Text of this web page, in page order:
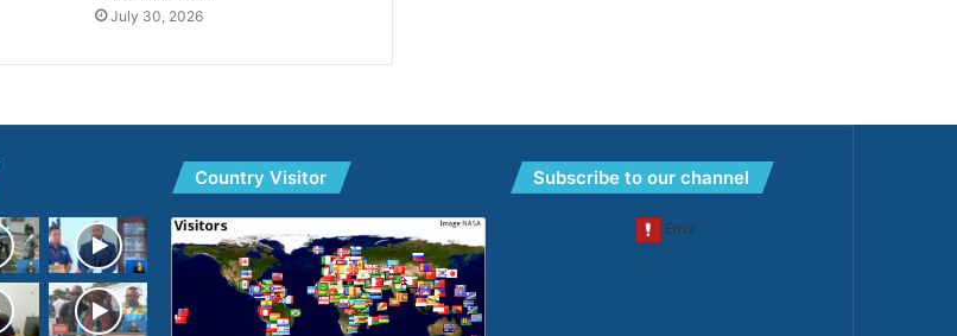
July 30, 2026
Country Visitor Subscribe to our channel